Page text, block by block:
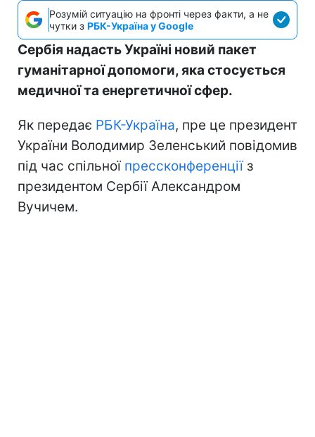
Розумій ситуацію на фронті через факти, а не
чутки з РБК-Україна у Google
Сербія надасть Україні новий пакет
гуманітарної допомоги, яка стосується
медичної та енергетичної сфер.
Як передає РБК-Україна, пре це президент
України Володимир Зеленський повідомив
під час спільної прессконференціїз
президентом Сербії Александром
Вучичем.